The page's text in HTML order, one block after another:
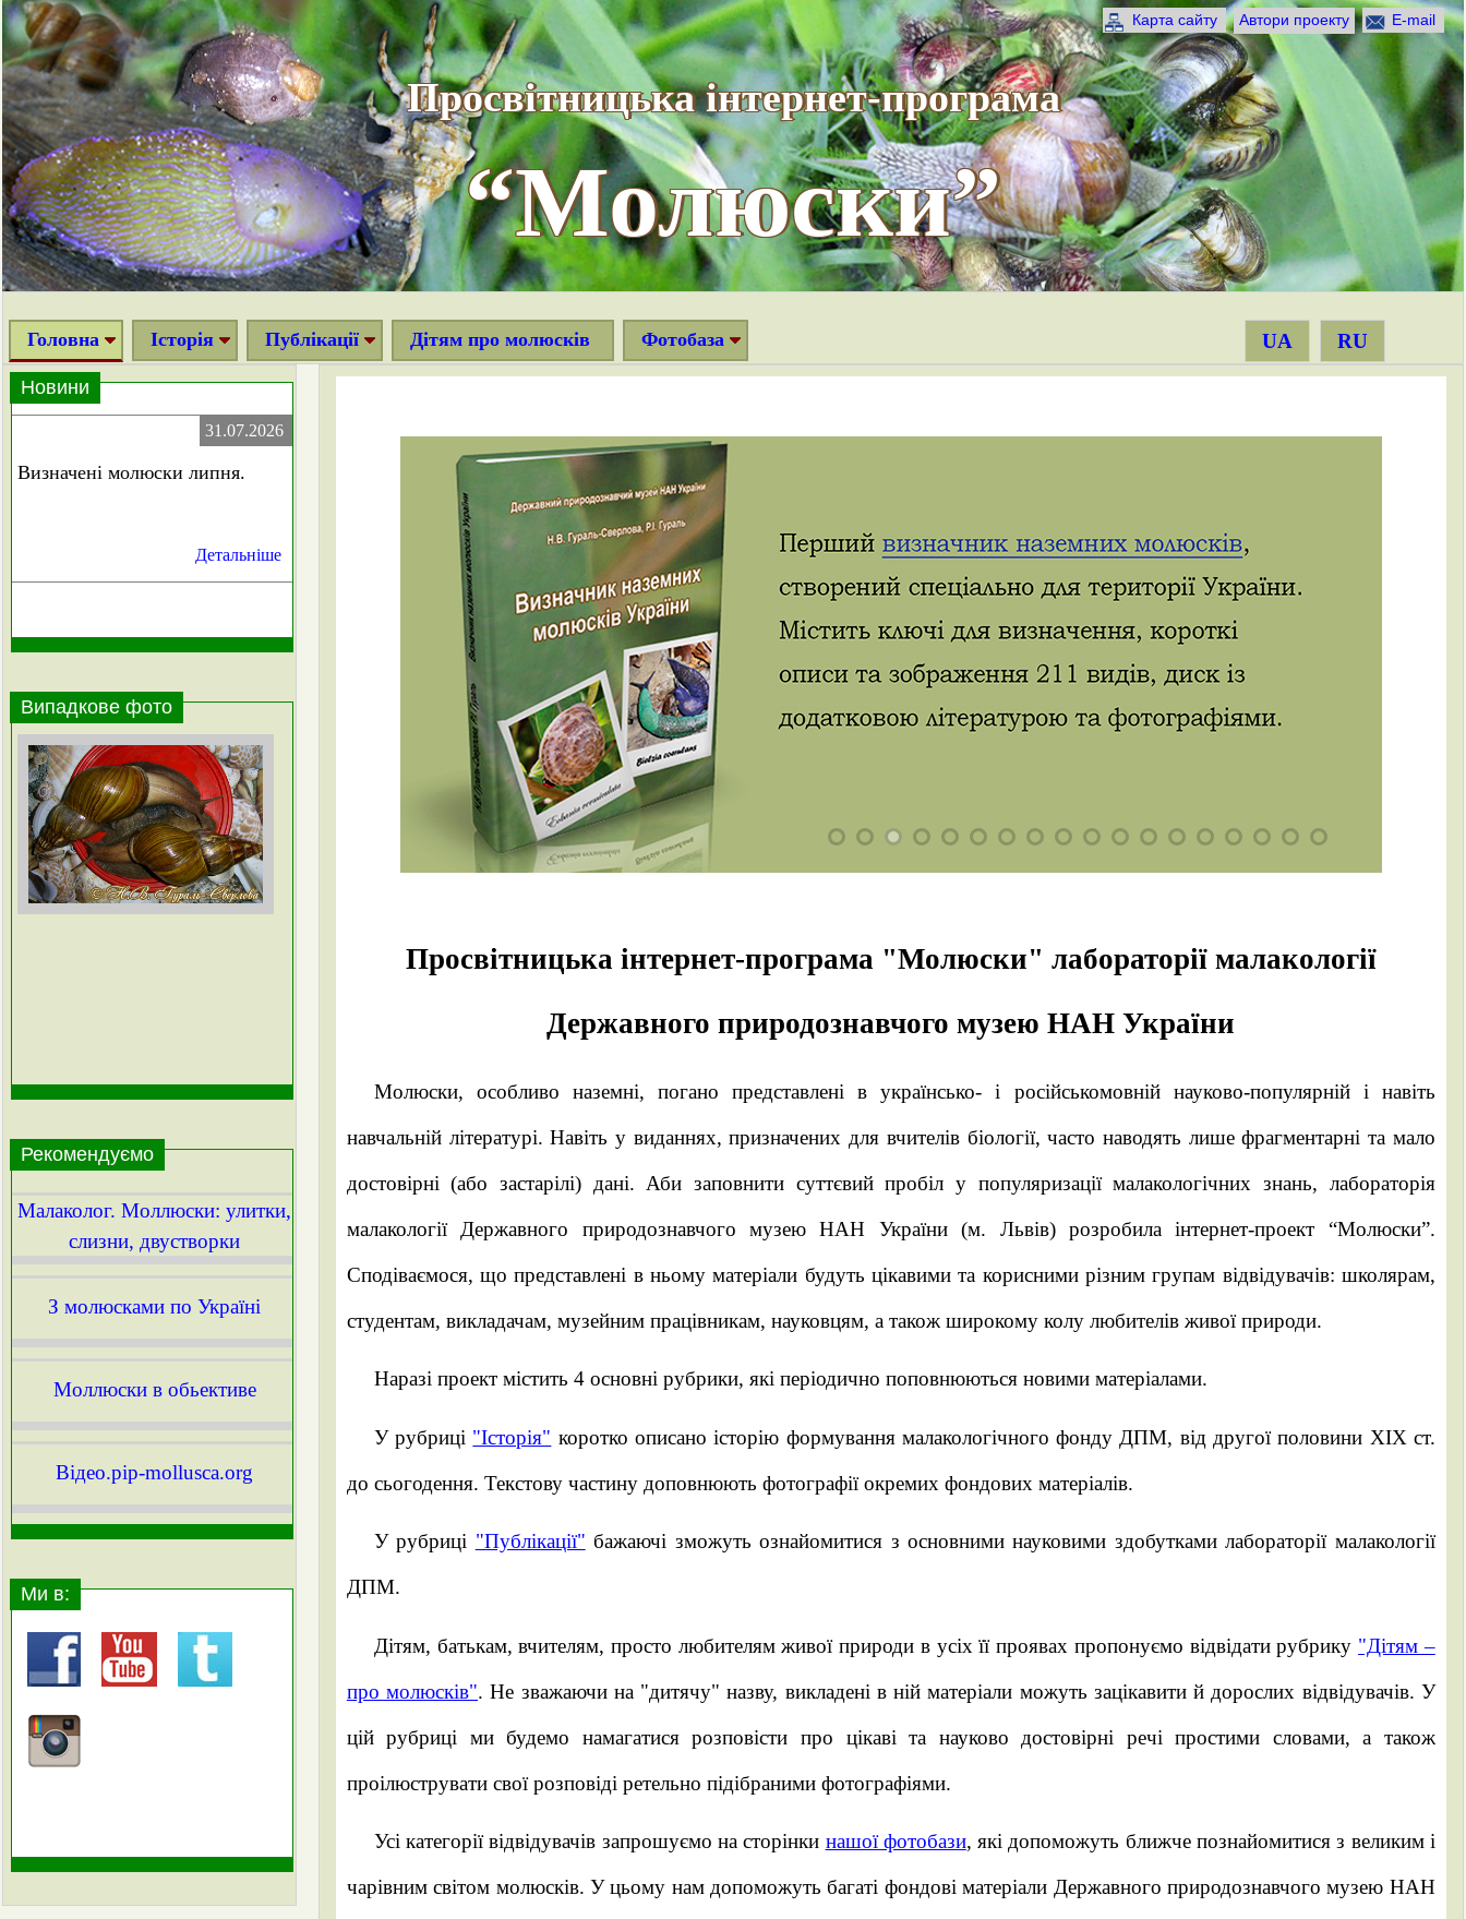
Карта сайту Автори проекту E-mail
Просвітницька інтернет-програма
“Молюски”
Головна Історія Публікації Дітям про молюсків Фотобаза UA RU
Новини
31.07.2026
Визначені молюски липня.
Детальніше
Випадкове фото
Рекомендуємо
Малаколог. Моллюски: улитки,
слизни, двустворки
З молюсками по Україні
Моллюски в обьективе
Вiдео.pip-mollusca.org
Ми в:
Просвітницька інтернет-програма "Молюски" лабораторії малакології
Державного природознавчого музею НАН України
Молюски, особливо наземні, погано представлені в українсько- і російськомовній науково-популярній і навіть
навчальній літературі. Навіть у виданнях, призначених для вчителів біології, часто наводять лише фрагментарні та мало
достовірні (або застарілі) дані. Аби заповнити суттєвий пробіл у популяризації малакологічних знань, лабораторія
малакології Державного природознавчого музею НАН України (м. Львів) розробила інтернет-проект “Молюски”.
Сподіваємося, що представлені в ньому матеріали будуть цікавими та корисними різним групам відвідувачів: школярам,
студентам, викладачам, музейним працівникам, науковцям, а також широкому колу любителів живої природи.
Наразі проект містить 4 основні рубрики, які періодично поповнюються новими матеріалами.
У рубриці "Історія" коротко описано історію формування малакологічного фонду ДПМ, від другої половини ХІХ ст.
до сьогодення. Текстову частину доповнюють фотографії окремих фондових матеріалів.
У рубриці "Публікації" бажаючі зможуть ознайомитися з основними науковими здобутками лабораторії малакології
ДПМ.
Дітям, батькам, вчителям, просто любителям живої природи в усіх її проявах пропонуємо відвідати рубрику "Дітям –
про молюсків". Не зважаючи на "дитячу" назву, викладені в ній матеріали можуть зацікавити й дорослих відвідувачів. У
цій рубриці ми будемо намагатися розповісти про цікаві та науково достовірні речі простими словами, а також
проілюструвати свої розповіді ретельно підібраними фотографіями.
Усі категорії відвідувачів запрошуємо на сторінки нашої фотобази, які допоможуть ближче познайомитися з великим і
чарівним світом молюсків. У цьому нам допоможуть багаті фондові матеріали Державного природознавчого музею НАН